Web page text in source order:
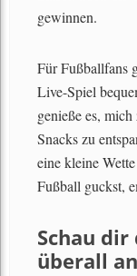
gewinnen.
Für Fußballfans
Live-Spiel
genieße es,
Snacks zu
eine kleine
Fußball guckst,
Schau
überall